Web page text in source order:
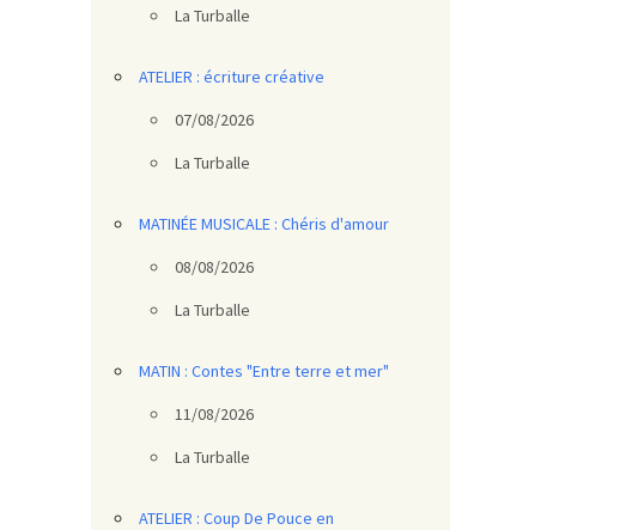
La Turballe
ATELIER : écriture créative
07/08/2026
La Turballe
MATINÉE MUSICALE : Chéris d'amour
08/08/2026
La Turballe
MATIN : Contes "Entre terre et mer"
11/08/2026
La Turballe
ATELIER : Coup De Pouce en